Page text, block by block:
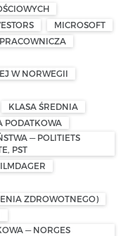
MICROSOFT
W NORWEGII
KLASA ŚREDNIA
PODATKOWA
— POLITIETS
PST
ZDROWOTNEGO)
— NORGES